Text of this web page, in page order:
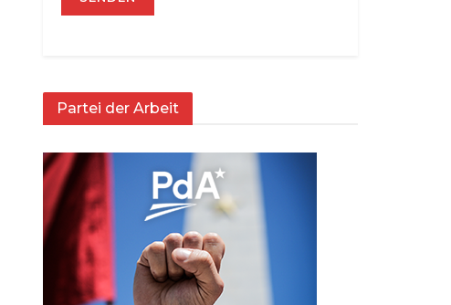
Partei der Arbeit